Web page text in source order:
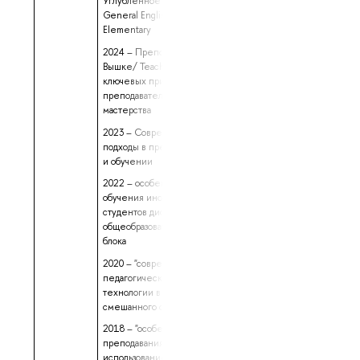
General English, уровень
Elementary
2024 – Преподаем в
Вышке/ Teach for HSE: 7
ключевых принципов
преподавательского
мастерства
2023 – Современные
подходы в преподавании
и обучении
2022 – особенности
обучения иностранных
студентов дисциплинам
общеобразовательного
блока
2020 – "современные
педагогические
технологии в условиях
смешанного обучения"
2018 – "особенности
преподавания в вузе с